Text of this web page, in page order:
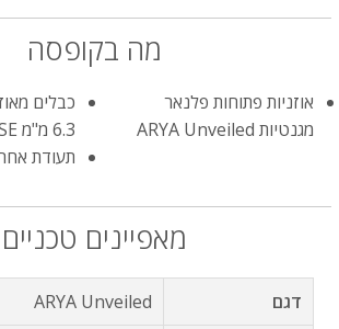
מה בקופסה
אוזניות פתוחות פלנאר
מגנטיות ARYA Unveiled
6.3 מ"מ SE, ו-3.5 מ"מ SE
תעודת
מאפיינים טכניים
דגם ARYA Unveiled